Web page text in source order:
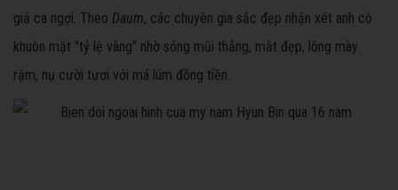
giả ca ngợi. Theo Daum, các chuyên gia sắc đẹp nhận xét anh có
khuôn mặt "tỷ lệ vàng" nhờ sóng mũi thẳng, mắt đẹp, lông mày
rậm, nụ cười tươi với má lúm đồng tiền.